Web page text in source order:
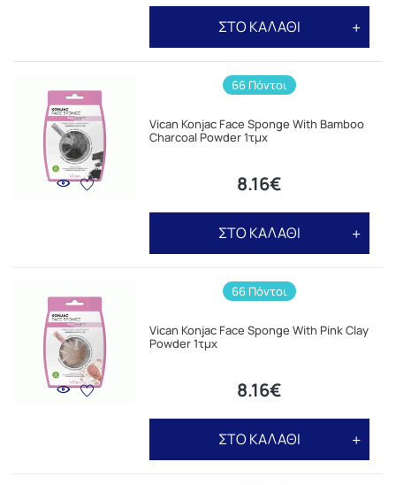
ΣΤΟ ΚΑΛΑΘΙ
66 Πόντοι
Vican Konjac Face Sponge With Bamboo
Charcoal Powder 1τμχ
8.16€
ΣΤΟ ΚΑΛΑΘΙ
66 Πόντοι
Vican Konjac Face Sponge With Pink Clay
Powder 1τμχ
8.16€
ΣΤΟ ΚΑΛΑΘΙ